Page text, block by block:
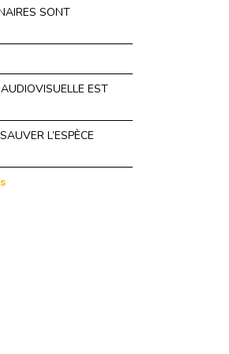
SONT
EST
L’ESPÈCE